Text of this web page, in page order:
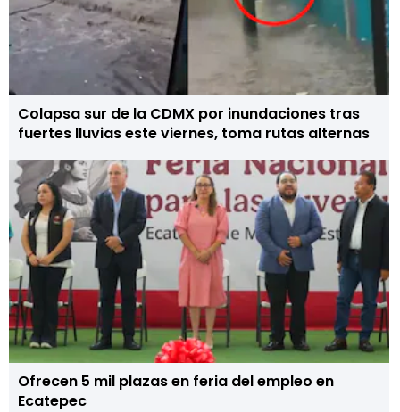
Colapsa sur de la CDMX por inundaciones tras
fuertes lluvias este viernes, toma rutas alternas
Ofrecen 5 mil plazas en feria del empleo en
Ecatepec